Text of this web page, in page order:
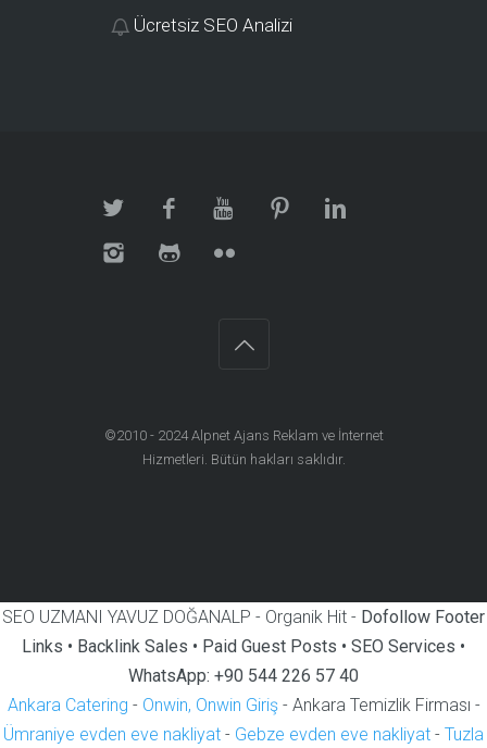
Ücretsiz SEO Analizi
©2010 - 2024Alpnet Ajans Reklam ve İnternet
Hizmetleri . Bütün hakları saklıdır.
SEO UZMANI YAVUZ DOĞANALP - Organik Hit - Dofollow Footer
Links • Backlink Sales • Paid Guest Posts • SEO Services •
WhatsApp: +90 544 226 57 40
Ankara Catering - Onwin, Onwin Giriş- Ankara Temizlik Firması -
Ümraniye evden eve nakliyat - Gebze evden eve nakliyat - Tuzla